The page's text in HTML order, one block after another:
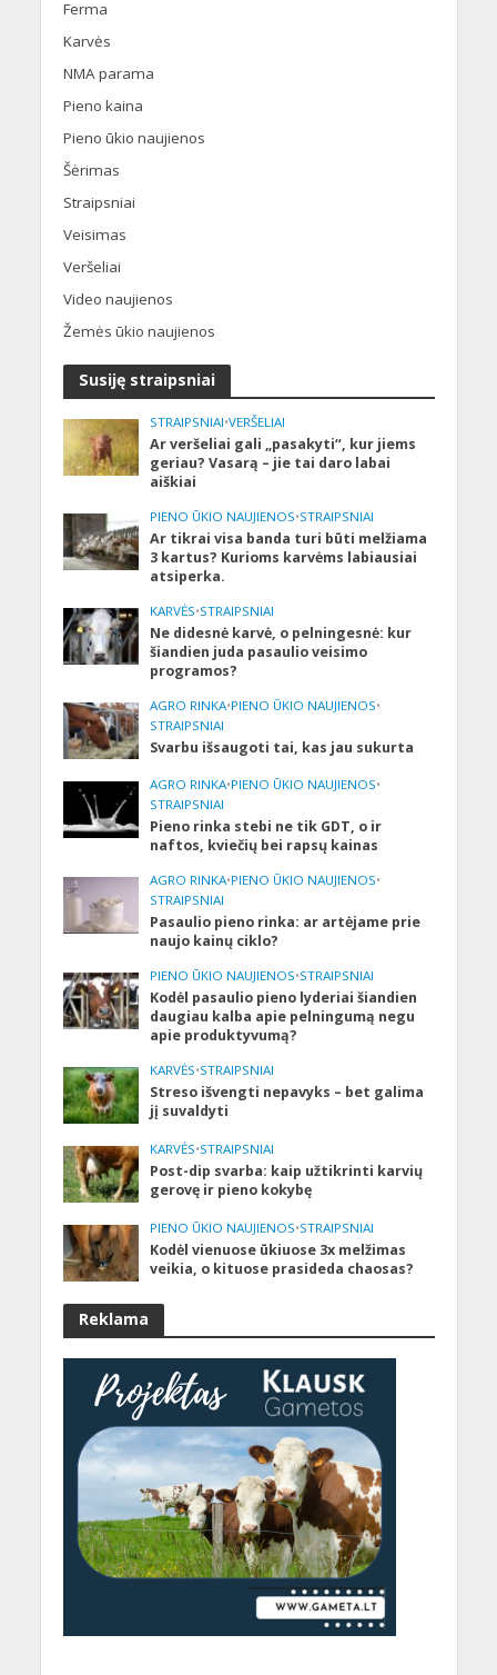
Ferma
Karvės
NMA parama
Pieno kaina
Pieno ūkio naujienos
Šėrimas
Straipsniai
Veisimas
Veršeliai
Video naujienos
Žemės ūkio naujienos
Susiję straipsniai
STRAIPSNIAI•VERŠELIAI
Ar veršeliai gali „pasakyti“, kur jiems
geriau? Vasarą – jie tai daro labai
aiškiai
PIENO ŪKIO NAUJIENOS•STRAIPSNIAI
Ar tikrai visa banda turi būti melžiama
3 kartus? Kurioms karvėms labiausiai
atsiperka.
KARVĖS•STRAIPSNIAI
Ne didesnė karvė, o pelningesnė: kur
šiandien juda pasaulio veisimo
programos?
AGRO RINKA•PIENO ŪKIO NAUJIENOS•
STRAIPSNIAI
Svarbu išsaugoti tai, kas jau sukurta
AGRO RINKA•PIENO ŪKIO NAUJIENOS•
STRAIPSNIAI
Pieno rinka stebi ne tik GDT, o ir
naftos, kviečių bei rapsų kainas
AGRO RINKA•PIENO ŪKIO NAUJIENOS•
STRAIPSNIAI
Pasaulio pieno rinka: ar artėjame prie
naujo kainų ciklo?
PIENO ŪKIO NAUJIENOS•STRAIPSNIAI
Kodėl pasaulio pieno lyderiai šiandien
daugiau kalba apie pelningumą negu
apie produktyvumą?
KARVĖS•STRAIPSNIAI
Streso išvengti nepavyks – bet galima
jį suvaldyti
KARVĖS•STRAIPSNIAI
Post-dip svarba: kaip užtikrinti karvių
gerovę ir pieno kokybę
PIENO ŪKIO NAUJIENOS•STRAIPSNIAI
Kodėl vienuose ūkiuose 3x melžimas
veikia, o kituose prasideda chaosas?
Reklama